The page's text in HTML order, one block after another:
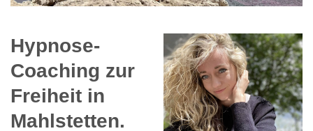
Hypnose-
Coaching zur
Freiheit in
Mahlstetten.